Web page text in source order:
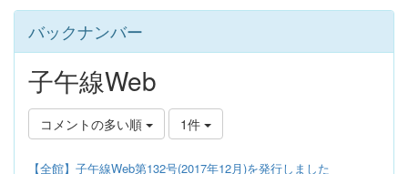
バックナンバー
子午線Web
コメントの多い順 1件
【全館】子午線Web第132号(2017年12月)を発行しました